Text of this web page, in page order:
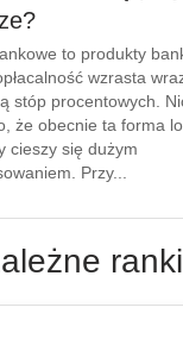
to produkty
wzrasta
stóp procentowych.
że obecnie ta forma
cieszy się dużym
Przy...